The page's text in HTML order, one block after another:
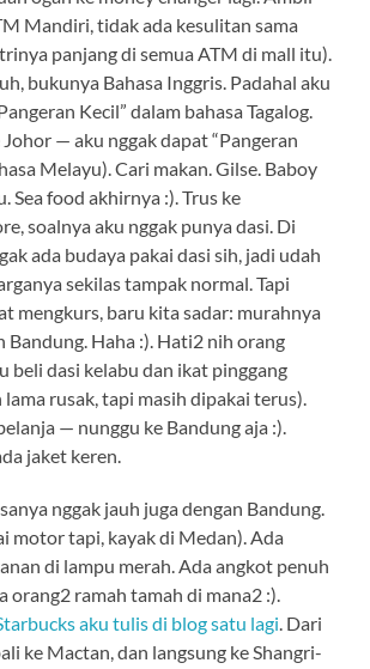
Mandiri, tidak ada kesulitan sama
panjang di semua ATM di mall itu).
bukunya Bahasa Inggris. Padahal aku
Kecil” dalam bahasa Tagalog.
— aku nggak dapat “Pangeran
Melayu). Cari makan. Gilse. Baboy
Sea food akhirnya :). Trus ke
soalnya aku nggak punya dasi. Di
ada budaya pakai dasi sih, jadi udah
sekilas tampak normal. Tapi
mengkurs, baru kita sadar: murahnya
Bandung. Haha :). Hati2 nih orang
beli dasi kelabu dan ikat pinggang
rusak, tapi masih dipakai terus).
— nunggu ke Bandung aja :).
jaket keren.
nggak jauh juga dengan Bandung.
motor tapi, kayak di Medan). Ada
di lampu merah. Ada angkot penuh
orang2 ramah tamah di mana2 :).
aku tulis di blog satu lagi . Dari
ke Mactan, dan langsung ke Shangri-